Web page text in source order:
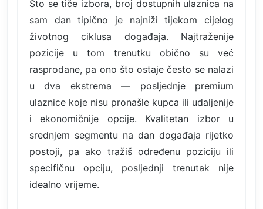
Što se tiče izbora, broj dostupnih ulaznica na
sam dan tipično je najniži tijekom cijelog
životnog ciklusa događaja. Najtraženije
pozicije u tom trenutku obično su već
rasprodane, pa ono što ostaje često se nalazi
u dva ekstrema — posljednje premium
ulaznice koje nisu pronašle kupca ili udaljenije
i ekonomičnije opcije. Kvalitetan izbor u
srednjem segmentu na dan događaja rijetko
postoji, pa ako tražiš određenu poziciju ili
specifičnu opciju, posljednji trenutak nije
idealno vrijeme.